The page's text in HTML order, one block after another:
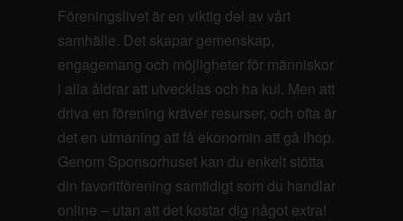
Föreningslivet är en viktig del av vårt
samhälle. Det skapar gemenskap,
engagemang och möjligheter för människor
i alla åldrar att utvecklas och ha kul. Men att
driva en förening kräver resurser, och ofta är
det en utmaning att få ekonomin att gå ihop.
Genom Sponsorhuset kan du enkelt stötta
din favoritförening samtidigt som du handlar
online – utan att det kostar dig något extra!